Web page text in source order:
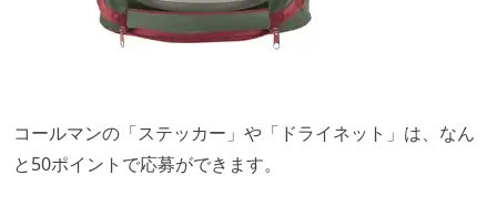
コールマンの「ステッカー」や「ドライネット」は、なん
と50ポイントで応募ができます。